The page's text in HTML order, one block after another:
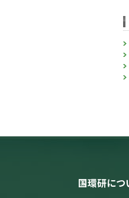
国環研につ